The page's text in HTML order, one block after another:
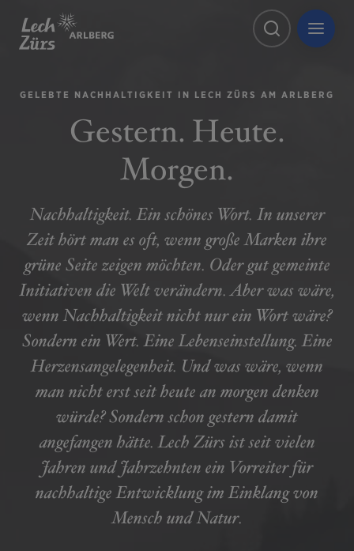
GELEBTE NACHHALTIGKEIT IN LECH ZÜRS AM ARLBERG
Gestern. Heute.
Morgen.
Nachhaltigkeit. Ein schönes Wort. In unserer
Zeit hört man es oft, wenn große Marken ihre
grüne Seite zeigen möchten. Oder gut gemeinte
Initiativen die Welt verändern. Aber was wäre,
wenn Nachhaltigkeit nicht nur ein Wort wäre?
Sondern ein Wert. Eine Lebenseinstellung. Eine
Herzensangelegenheit. Und was wäre, wenn
man nicht erst seit heute an morgen denken
würde? Sondern schon gestern damit
angefangen hätte. Lech Zürs ist seit vielen
Jahren und Jahrzehnten ein Vorreiter für
nachhaltige Entwicklung im Einklang von
Mensch und Natur.